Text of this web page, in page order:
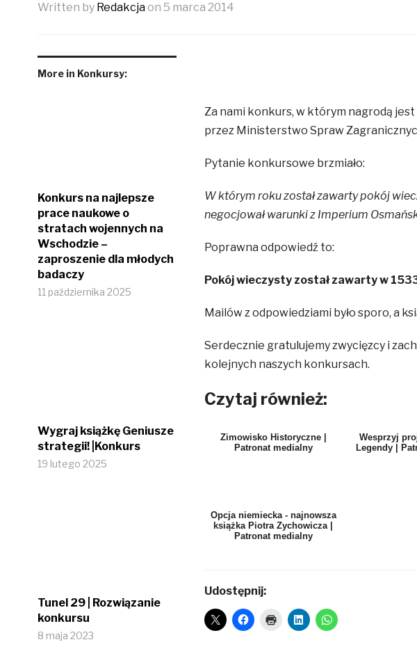
Written by Redakcjaon 5 marca 2014
More in Konkursy:
Konkurs na najlepsze
prace naukowe o
stratach wojennych na
Wschodzie –
zaproszenie dla młodych
badaczy
11 października 2025
Wygraj książkę Geniusze
strategii! |Konkurs
19 lutego 2025
Tunel 29 | Rozwiązanie
konkursu
8 maja 2023
Za nami konkurs, w którym nagrodą jest
przez Ministerstwo Spraw
Pytanie konkursowe brzmiało:
W którym roku został zawarty pokój
negocjował warunki z Imperium
Poprawna odpowiedź to:
Pokój wieczysty został zawarty w
Mailów z odpowiedziami było sporo, a
Serdecznie gratulujemy zwycięzcy i
kolejnych naszych konkursach.
Czytaj również:
Zimowisko Historyczne |
Patronat medialny
Wesprzyj
Legendy |
Opcja niemiecka - najnowsza
książka Piotra Zychowicza |
Patronat medialny
Udostępnij: